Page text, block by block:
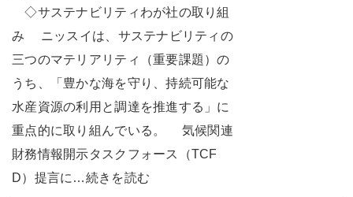
◇サステナビリティわが社の取り組
み ニッスイは、サステナビリティの
三つのマテリアリティ（重要課題）の
うち、「豊かな海を守り、持続可能な
水産資源の利用と調達を推進する」に
重点的に取り組んでいる。 気候関連
財務情報開示タスクフォース（TCF
D）提言に…続きを読む